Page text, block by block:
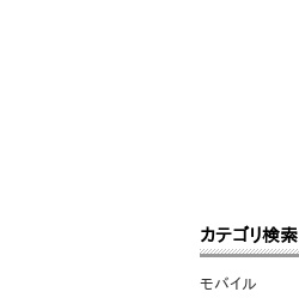
カテゴリ検索
モバイル